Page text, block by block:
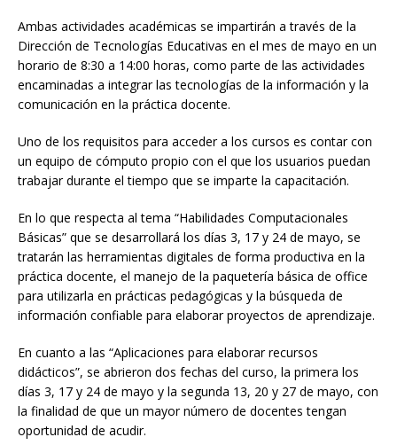
Ambas actividades académicas se impartirán a través de la
Dirección de Tecnologías Educativas en el mes de mayo en un
horario de 8:30 a 14:00 horas, como parte de las actividades
encaminadas a integrar las tecnologías de la información y la
comunicación en la práctica docente.
Uno de los requisitos para acceder a los cursos es contar con
un equipo de cómputo propio con el que los usuarios puedan
trabajar durante el tiempo que se imparte la capacitación.
En lo que respecta al tema “Habilidades Computacionales
Básicas” que se desarrollará los días 3, 17 y 24 de mayo, se
tratarán las herramientas digitales de forma productiva en la
práctica docente, el manejo de la paquetería básica de office
para utilizarla en prácticas pedagógicas y la búsqueda de
información confiable para elaborar proyectos de aprendizaje.
En cuanto a las “Aplicaciones para elaborar recursos
didácticos”, se abrieron dos fechas del curso, la primera los
días 3, 17 y 24 de mayo y la segunda 13, 20 y 27 de mayo, con
la finalidad de que un mayor número de docentes tengan
oportunidad de acudir.